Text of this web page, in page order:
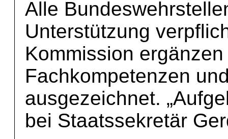
Alle
Unterstützung
Kommission
Fachkompetenzen
ausgezeichnet.
bei Staatssekretär